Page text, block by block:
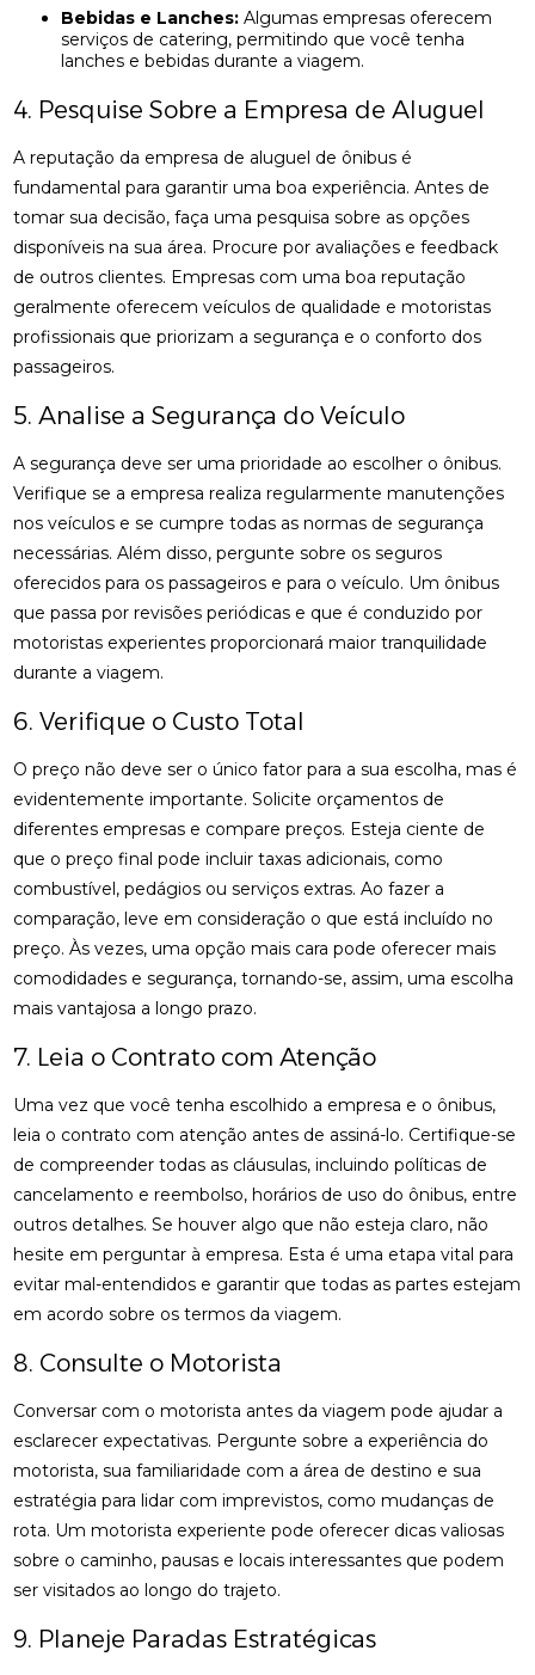
Bebidas e Lanches: Algumas empresas oferecem
serviços de catering, permitindo que você tenha
lanches e bebidas durante a viagem.
4. Pesquise Sobre a Empresa de Aluguel
A reputação da empresa de aluguel de ônibus é
fundamental para garantir uma boa experiência. Antes de
tomar sua decisão, faça uma pesquisa sobre as opções
disponíveis na sua área. Procure por avaliações e feedback
de outros clientes. Empresas com uma boa reputação
geralmente oferecem veículos de qualidade e motoristas
profissionais que priorizam a segurança e o conforto dos
passageiros.
5. Analise a Segurança do Veículo
A segurança deve ser uma prioridade ao escolher o ônibus.
Verifique se a empresa realiza regularmente manutenções
nos veículos e se cumpre todas as normas de segurança
necessárias. Além disso, pergunte sobre os seguros
oferecidos para os passageiros e para o veículo. Um ônibus
que passa por revisões periódicas e que é conduzido por
motoristas experientes proporcionará maior tranquilidade
durante a viagem.
6. Verifique o Custo Total
O preço não deve ser o único fator para a sua escolha, mas é
evidentemente importante. Solicite orçamentos de
diferentes empresas e compare preços. Esteja ciente de
que o preço final pode incluir taxas adicionais, como
combustível, pedágios ou serviços extras. Ao fazer a
comparação, leve em consideração o que está incluído no
preço. Às vezes, uma opção mais cara pode oferecer mais
comodidades e segurança, tornando-se, assim, uma escolha
mais vantajosa a longo prazo.
7. Leia o Contrato com Atenção
Uma vez que você tenha escolhido a empresa e o ônibus,
leia o contrato com atenção antes de assiná-lo. Certifique-se
de compreender todas as cláusulas, incluindo políticas de
cancelamento e reembolso, horários de uso do ônibus, entre
outros detalhes. Se houver algo que não esteja claro, não
hesite em perguntar à empresa. Esta é uma etapa vital para
evitar mal-entendidos e garantir que todas as partes estejam
em acordo sobre os termos da viagem.
8. Consulte o Motorista
Conversar com o motorista antes da viagem pode ajudar a
esclarecer expectativas. Pergunte sobre a experiência do
motorista, sua familiaridade com a área de destino e sua
estratégia para lidar com imprevistos, como mudanças de
rota. Um motorista experiente pode oferecer dicas valiosas
sobre o caminho, pausas e locais interessantes que podem
ser visitados ao longo do trajeto.
9. Planeje Paradas Estratégicas